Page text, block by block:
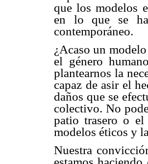
que los modelos
en lo que se
contemporáneo.
¿Acaso un
el género
plantearnos la
capaz de asir el
daños que se
colectivo. No
patio trasero o el
modelos éticos y
Nuestra